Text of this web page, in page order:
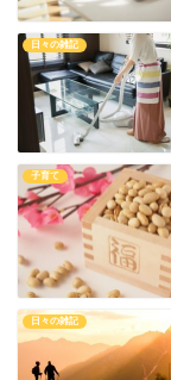
日々の雑記
子育て
日々の雑記